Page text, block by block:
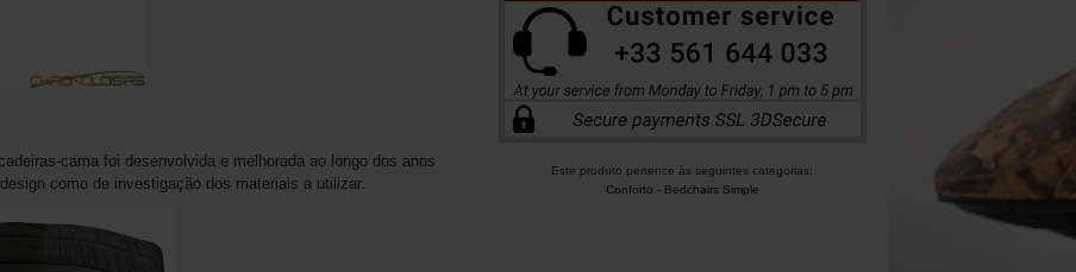
Este produto pertence às seguintes categorias:
Conforto - Bedchairs Simple
cama foi desenvolvida e melhorada ao longo dos anos
como de investigação dos materiais a utilizar.